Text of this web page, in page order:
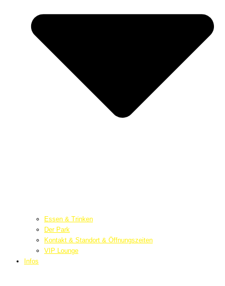
Essen & Trinken
Der Park
Kontakt & Standort & Öffnungszeiten
VIP Lounge
Infos